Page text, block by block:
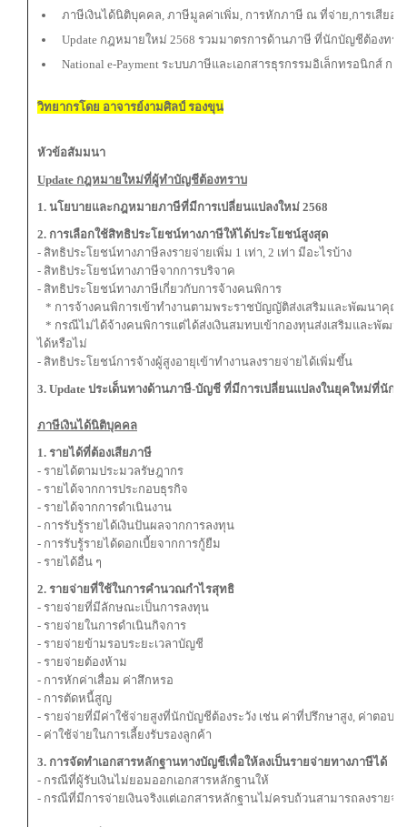
ภาษีเงินได้นิติบุคคล, ภาษีมูลค่าเพิ่ม, การหักภาษี ณ ที่จ่าย,การเสียอ
Update กฎหมายใหม่ 2568 รวมมาตรการด้านภาษี ที่นักบัญชีต้องทรา
National e-Payment ระบบภาษีและเอกสารธุรกรรมอิเล็กทรอนิกส์ ก
วิทยากรโดย อาจารย์งามศิลป์ รองขุน
หัวข้อสัมมนา
Update กฎหมายใหม่ที่ผู้ทำบัญชีต้องทราบ
1. นโยบายและกฎหมายภาษีที่มีการเปลี่ยนแปลงใหม่ 2568
2. การเลือกใช้สิทธิประโยชน์ทางภาษีให้ได้ประโยชน์สูงสุด
- สิทธิประโยชน์ทางภาษีลงรายจ่ายเพิ่ม 1 เท่า, 2 เท่า มีอะไรบ้าง
- สิทธิประโยชน์ทางภาษีจากการบริจาค
- สิทธิประโยชน์ทางภาษีเกี่ยวกับการจ้างคนพิการ
* การจ้างคนพิการเข้าทำงานตามพระราชบัญญัติส่งเสริมและพัฒนาคุณภ
* กรณีไม่ได้จ้างคนพิการแต่ได้ส่งเงินสมทบเข้ากองทุนส่งเสริมและพัฒ
ได้หรือไม่
- สิทธิประโยชน์การจ้างผู้สูงอายุเข้าทำงานลงรายจ่ายได้เพิ่มขึ้น
3. Update ประเด็นทางด้านภาษี-บัญชี ที่มีการเปลี่ยนแปลงในยุคใหม่ที่นัก
ภาษีเงินได้นิติบุคคล
1. รายได้ที่ต้องเสียภาษี
- รายได้ตามประมวลรัษฎากร
- รายได้จากการประกอบธุรกิจ
- รายได้จากการดำเนินงาน
- การรับรู้รายได้เงินปันผลจากการลงทุน
- การรับรู้รายได้ดอกเบี้ยจากการกู้ยืม
- รายได้อื่น ๆ
2. รายจ่ายที่ใช้ในการคำนวณกำไรสุทธิ
- รายจ่ายที่มีลักษณะเป็นการลงทุน
- รายจ่ายในการดำเนินกิจการ
- รายจ่ายข้ามรอบระยะเวลาบัญชี
- รายจ่ายต้องห้าม
- การหักค่าเสื่อม ค่าสึกหรอ
- การตัดหนี้สูญ
- รายจ่ายที่มีค่าใช้จ่ายสูงที่นักบัญชีต้องระวัง เช่น ค่าที่ปรึกษาสูง, ค่าตอบ
- ค่าใช้จ่ายในการเลี้ยงรับรองลูกค้า
3. การจัดทำเอกสารหลักฐานทางบัญชีเพื่อให้ลงเป็นรายจ่ายทางภาษีได้
- กรณีที่ผู้รับเงินไม่ยอมออกเอกสารหลักฐานให้
- กรณีที่มีการจ่ายเงินจริงแต่เอกสารหลักฐานไม่ครบถ้วนสามารถลงรายจ่